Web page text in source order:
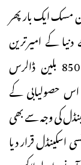
مسک ایک بار پھر
کے امیرترین
انسان بن گئے ہیں۔ ان کی مجموعی دولت 850 بلین ڈالرس
اس حصولیابی کے
کی وجہ سے بھی
قرار دیا